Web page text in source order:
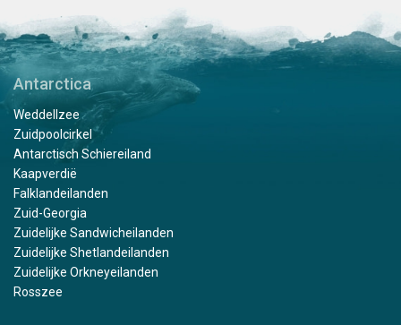
Antarctica
Weddellzee
Zuidpoolcirkel
Antarctisch Schiereiland
Kaapverdië
Falklandeilanden
Zuid-Georgia
Zuidelijke Sandwicheilanden
Zuidelijke Shetlandeilanden
Zuidelijke Orkneyeilanden
Rosszee